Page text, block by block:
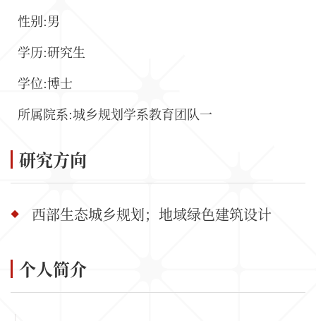
性别:男
学历:研究生
学位:博士
所属院系:城乡规划学系教育团队一
研究方向
西部生态城乡规划；地域绿色建筑设计
个人简介